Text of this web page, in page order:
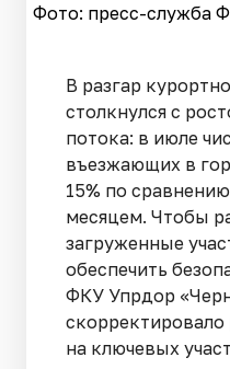
Фото: пресс-служба
В разгар
столкнулся с
потока: в июле
въезжающих в
15% по
месяцем. Чтобы
загруженные
обеспечить
ФКУ Упрдор
на ключевых